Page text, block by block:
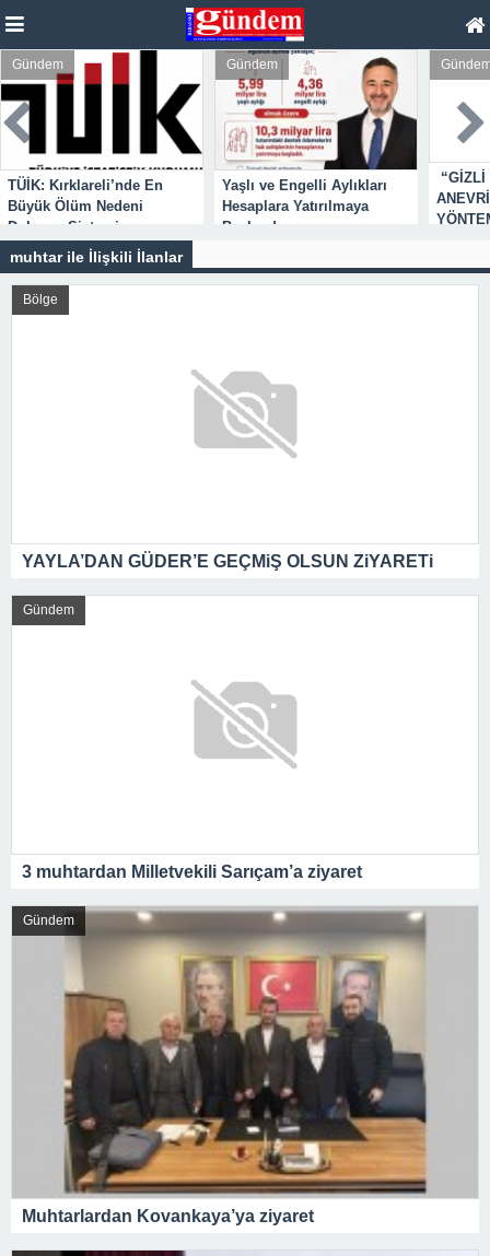
Gündem
TÜİK: Kırklareli’nde En
Büyük Ölüm Nedeni
Dolaşım Sistemi
Hastalıkları
Gündem
Yaşlı ve Engelli Aylıkları
Hesaplara Yatırılmaya
Başlandı
“GİZLİ
muhtar ile İlişkili İlanlar
Bölge
YAYLA’DAN GÜDER’E GEÇMiŞ OLSUN ZiYARETi
Gündem
3 muhtardan Milletvekili Sarıçam’a ziyaret
Gündem
Muhtarlardan Kovankaya’ya ziyaret